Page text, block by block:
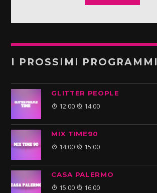
I PROSSIMI PROGRAMMI
GLITTER PEOPLE
12:00 14:00
MIX TIME90
14:00 15:00
CASA PALERMO
15:00 16:00